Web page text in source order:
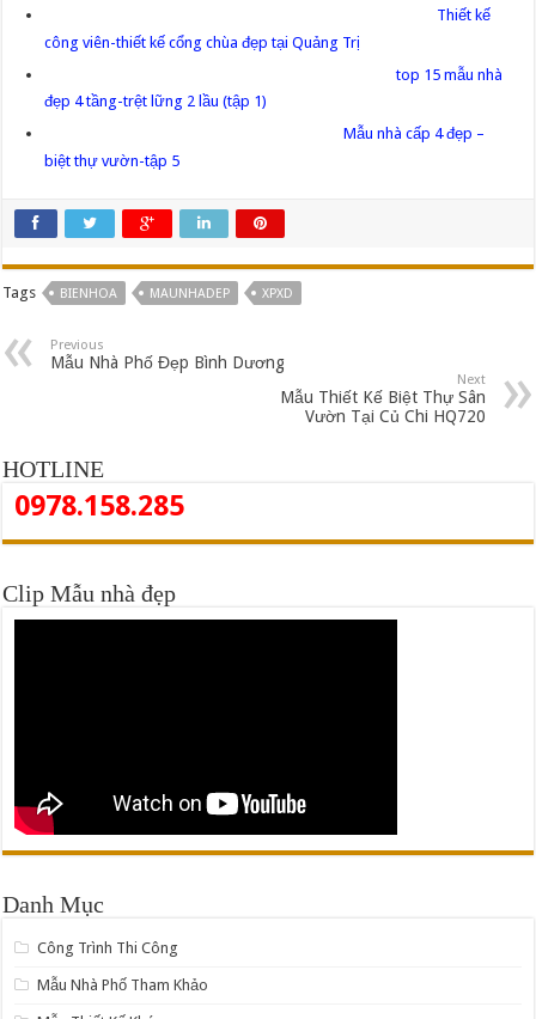
Thiết kế
công viên-thiết kế cổng chùa đẹp tại Quảng Trị
top 15 mẫu nhà
đẹp 4 tầng-trệt lững 2 lầu (tập 1)
Mẫu nhà cấp 4 đẹp –
biệt thự vườn-tập 5
Tags BIENHOA MAUNHADEP XPXD
Previous
Mẫu Nhà Phố Đẹp Bình Dương
Next
Mẫu Thiết Kế Biệt Thự Sân
Vườn Tại Củ Chi HQ720
HOTLINE
0978.158.285
Clip Mẫu nhà đẹp
Danh Mục
Công Trình Thi Công
Mẫu Nhà Phố Tham Khảo